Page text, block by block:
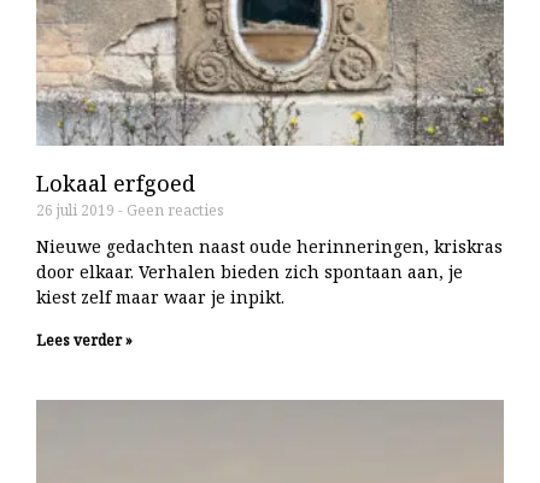
Lokaal erfgoed
26 juli 2019 Geen reacties
Nieuwe gedachten naast oude herinneringen, kriskras
door elkaar. Verhalen bieden zich spontaan aan, je
kiest zelf maar waar je inpikt.
Lees verder »